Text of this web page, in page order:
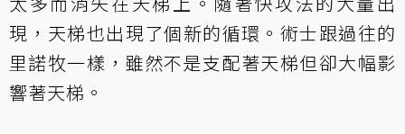
現，天梯也出現了個新的循環。術士跟過往的
里諾牧一樣，雖然不是支配著天梯但卻大幅影
響著天梯。